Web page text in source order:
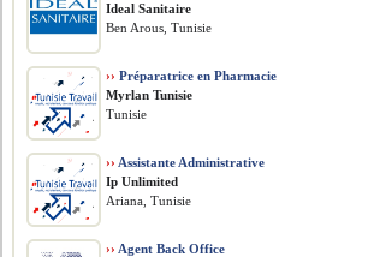
Ideal Sanitaire
Ben Arous, Tunisie
›› Préparatrice en Pharmacie
Myrlan Tunisie
Tunisie
›› Assistante Administrative
Ip Unlimited
Ariana, Tunisie
›› Agent Back Office